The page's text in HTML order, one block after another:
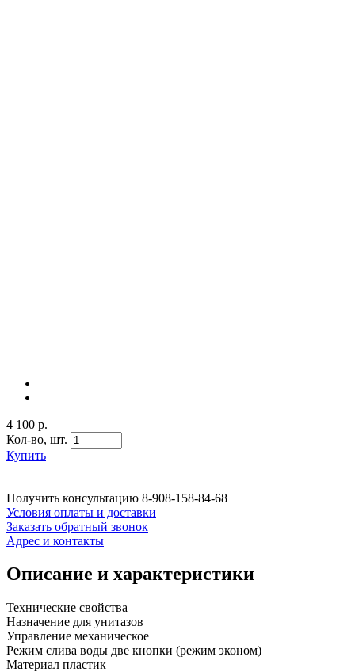
4 100 р.
Кол-во, шт.
Купить
Получить консультацию 8-908-158-84-68
Условия оплаты и доставки
Заказать обратный звонок
Адрес и контакты
Описание и характеристики
Технические свойства
Назначение для унитазов
Управление механическое
Режим слива воды две кнопки (режим эконом)
Материал пластик